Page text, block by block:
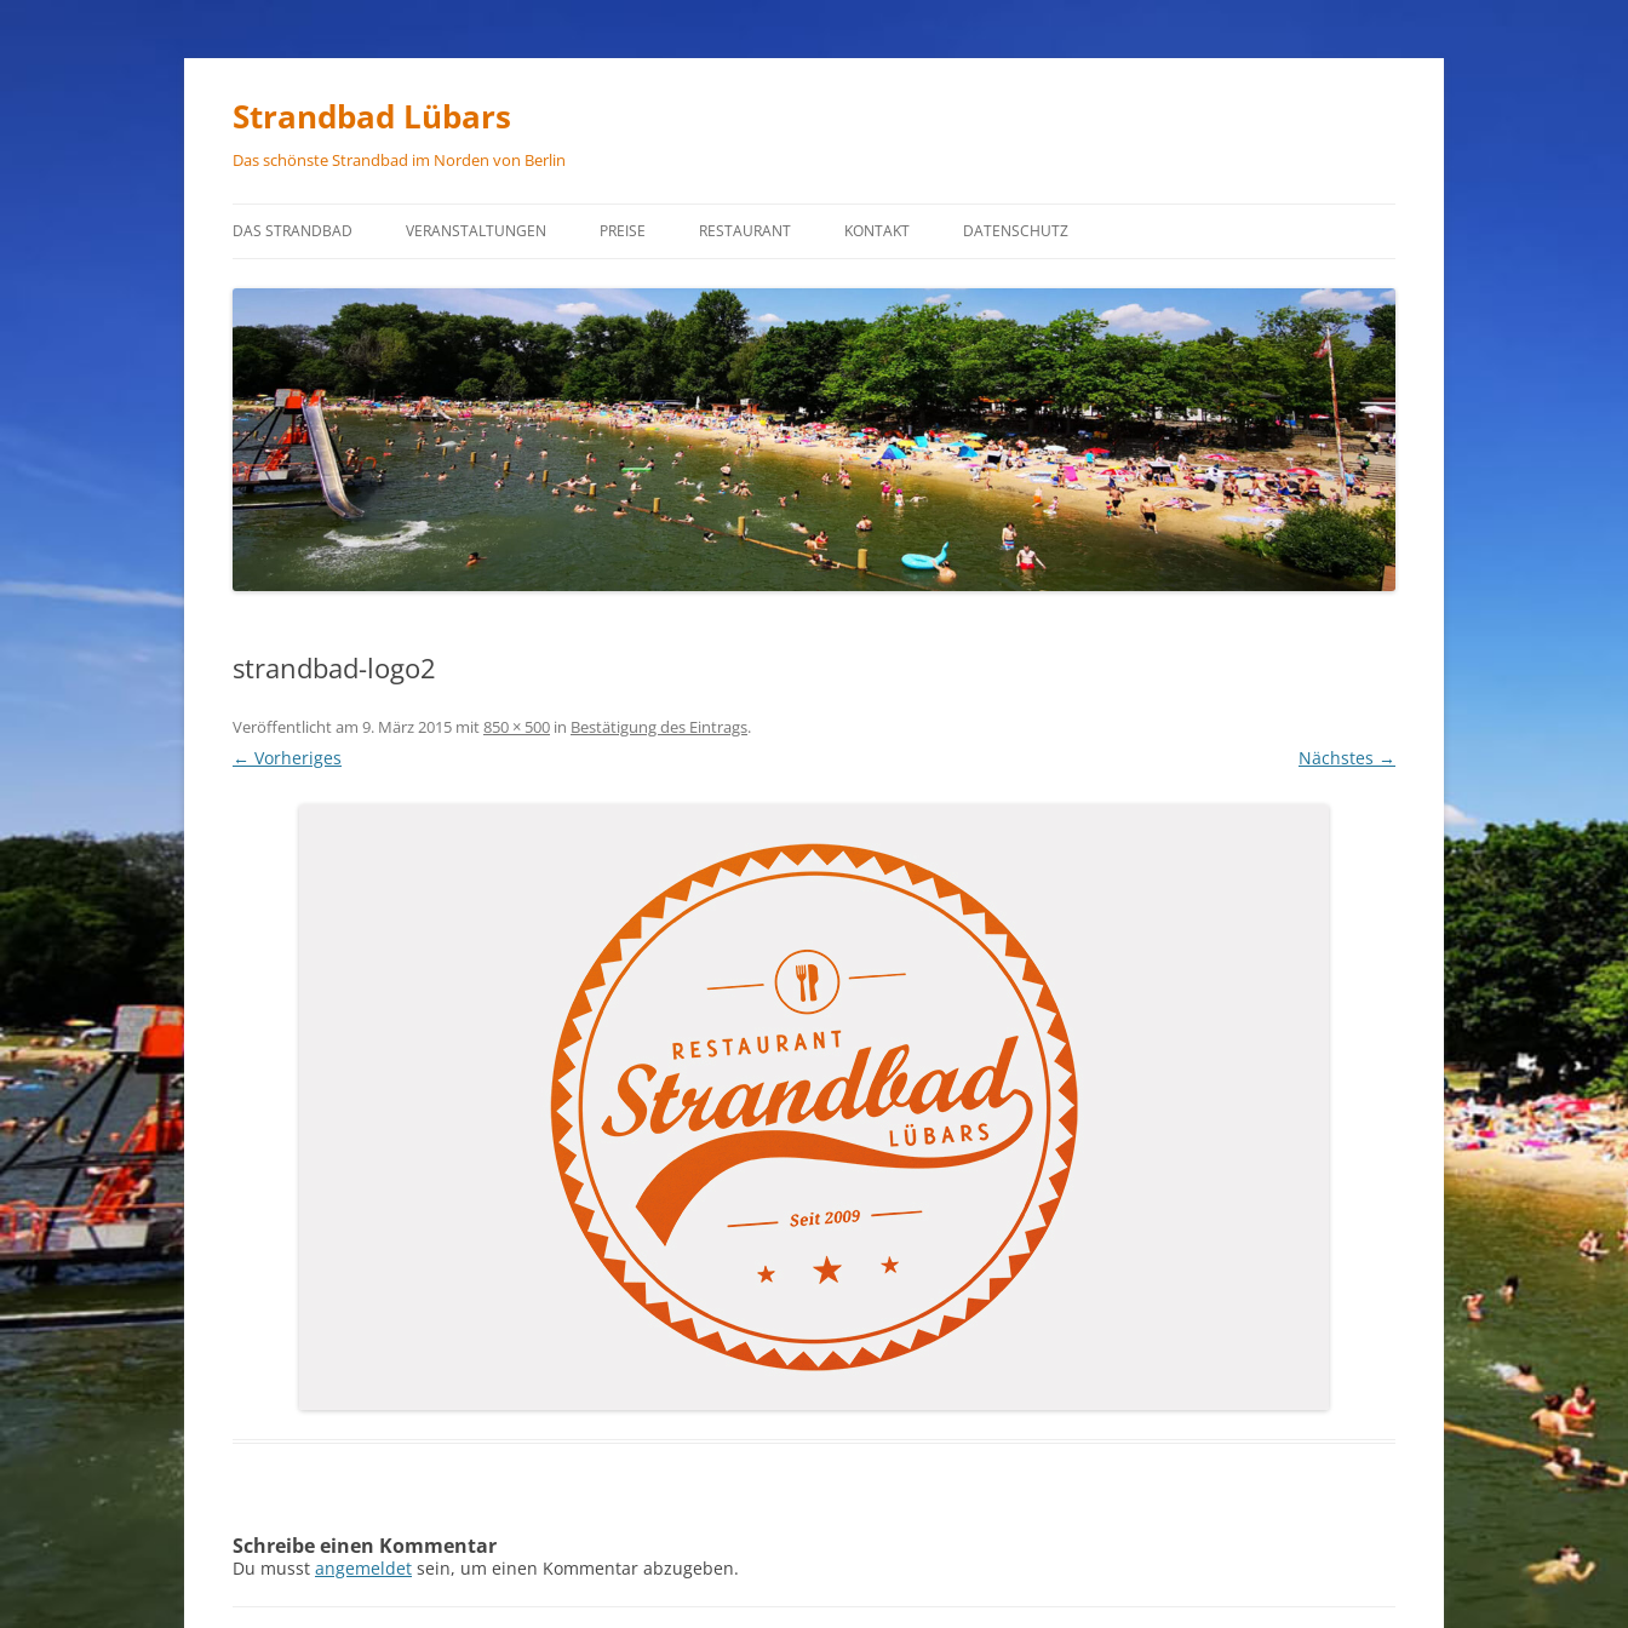
Zum
Strandbad Lübars
Das schönste Strandbad im Norden von Berlin
DAS STRANDBAD
ANFAHRT
HAUSORDNUNG
VERMIETUNG
PRESSEFOTOS
JOB-ANGEBOTE
VERANSTALTUNGEN PREISE RESTAURANT
ÖFFNUNGSZEITEN
PARTYSERVICE
RÄUMLICHKEITEN
KONTAKT DATENSCHUTZ
strandbad-logo2
Veröffentlicht am 9. März 2015 mit850 × 500 in Bestätigung des Eintrags.
← Vorheriges Nächstes →
Schreibe einen Kommentar
Du musst angemeldet sein, um einen Kommentar abzugeben.